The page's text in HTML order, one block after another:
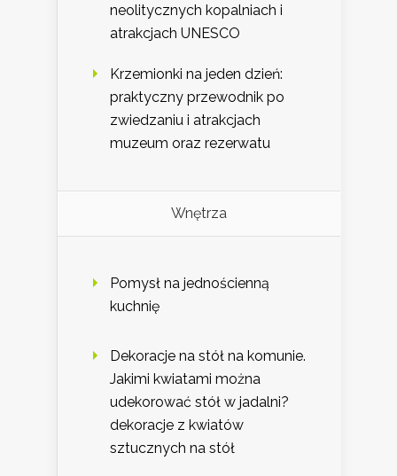
neolitycznych kopalniach i
atrakcjach UNESCO
Krzemionki na jeden dzień:
praktyczny przewodnik po
zwiedzaniu i atrakcjach
muzeum oraz rezerwatu
Wnętrza
Pomysł na jednościenną
kuchnię
Dekoracje na stół na komunie.
Jakimi kwiatami można
udekorować stół w jadalni?
dekoracje z kwiatów
sztucznych na stół